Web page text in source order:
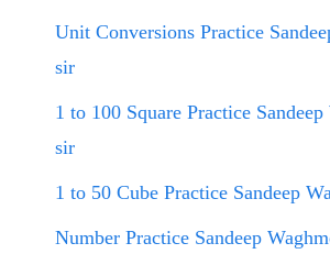
Unit Conversions Practice
sir
1 to 100 Square Practice
sir
1 to 50 Cube Practice Sandeep
Number Practice Sandeep